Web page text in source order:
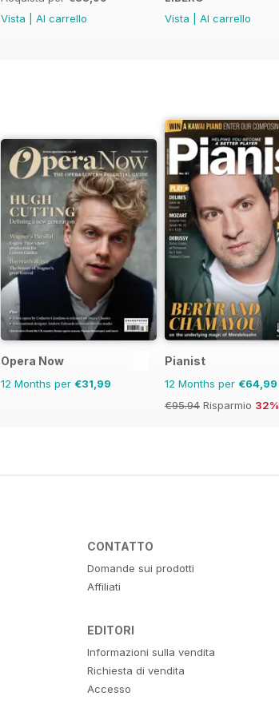
Vista
Al carrello
Vista
Al carrello
Opera Now
12 Months per €31,99
Pianist
12 Months per €64,99
€95.94 Risparmio 32%
CONTATTO
Domande sui prodotti
Affiliati
EDITORI
Informazioni sulla vendita
Richiesta di vendita
Accesso